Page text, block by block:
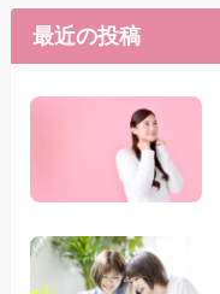
最近の投稿